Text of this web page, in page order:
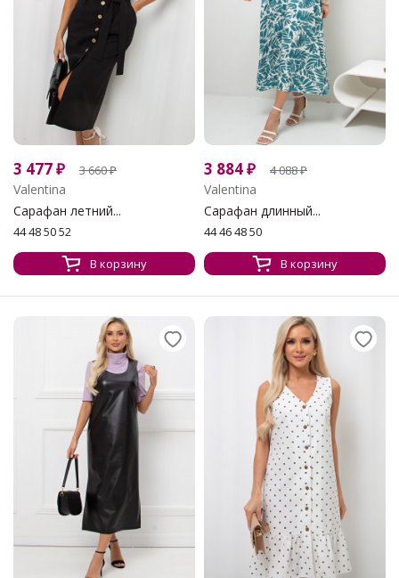
3 477₽ 3 660₽
Valentina
Сарафан летний...
44 48 50 52
В корзину
3 884₽ 4 088₽
Valentina
Сарафан длинный...
44 46 48 50
В корзину